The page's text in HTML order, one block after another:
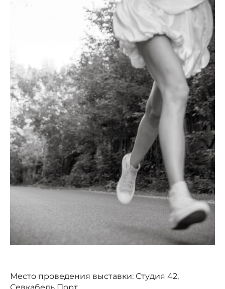
Место проведения выставки: Студия 42,